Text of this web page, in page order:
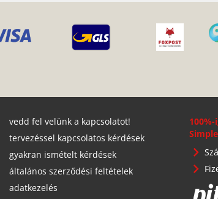
vedd fel velünk a kapcsolatot!
tervezéssel kapcsolatos kérdések
gyakran ismételt kérdések
általános szerződési feltételek
adatkezelés